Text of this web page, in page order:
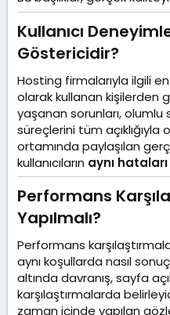
Kullanıcı
Göstericidir?​
Hosting firmalarıyla ilgili
olarak kullanan kişilerden
yaşanan sorunları,
süreçlerini tüm açıklığıyla
ortamında paylaşılan
kullanıcıların aynı
Performans
Yapılmalı?​
Performans
aynı koşullarda nasıl
altında davranış, sayfa
karşılaştırmalarda
zaman içinde yapılan